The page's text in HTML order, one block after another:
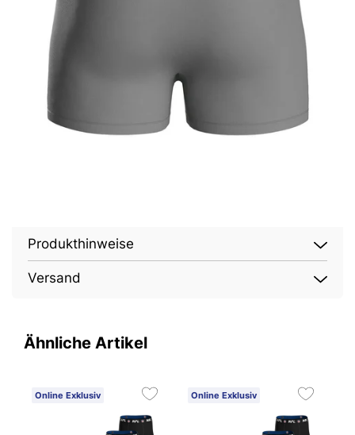
Produkthinweise
Versand
Ähnliche Artikel
Online Exklusiv Online Exklusiv